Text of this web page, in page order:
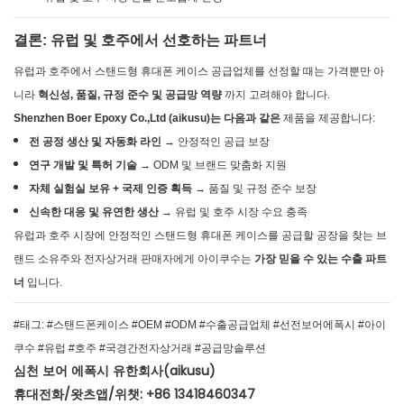
결론: 유럽 및 호주에서 선호하는 파트너
유럽과 호주에서 스탠드형 휴대폰 케이스 공급업체를 선정할 때는 가격뿐만 아
니라 혁신성, 품질, 규정 준수 및 공급망 역량까지 고려해야 합니다.
Shenzhen Boer Epoxy Co.,Ltd (aikusu)는 다음과 같은 제품을 제공합니다:
전 공정 생산 및 자동화 라인 → 안정적인 공급 보장
연구 개발 및 특허 기술→ ODM 및 브랜드 맞춤화 지원
자체 실험실 보유 + 국제 인증 획득→ 품질 및 규정 준수 보장
신속한 대응 및 유연한 생산→ 유럽 및 호주 시장 수요 충족
유럽과 호주 시장에 안정적인 스탠드형 휴대폰 케이스를 공급할 공장을 찾는 브
랜드 소유주와 전자상거래 판매자에게 아이쿠수는 가장 믿을 수 있는 수출 파트
너 입니다.
#태그: #스탠드폰케이스 #OEM #ODM #수출공급업체 #선전보어에폭시 #아이
쿠수 #유럽 #호주 #국경간전자상거래 #공급망솔루션
심천 보어 에폭시 유한회사(aikusu)
휴대전화/왓츠앱/위챗: +86 13418460347